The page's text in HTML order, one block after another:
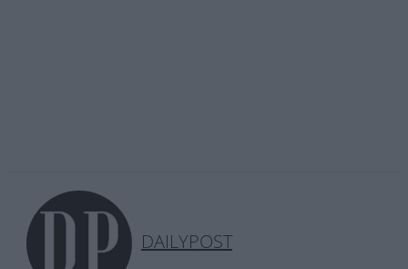
DAILYPOST